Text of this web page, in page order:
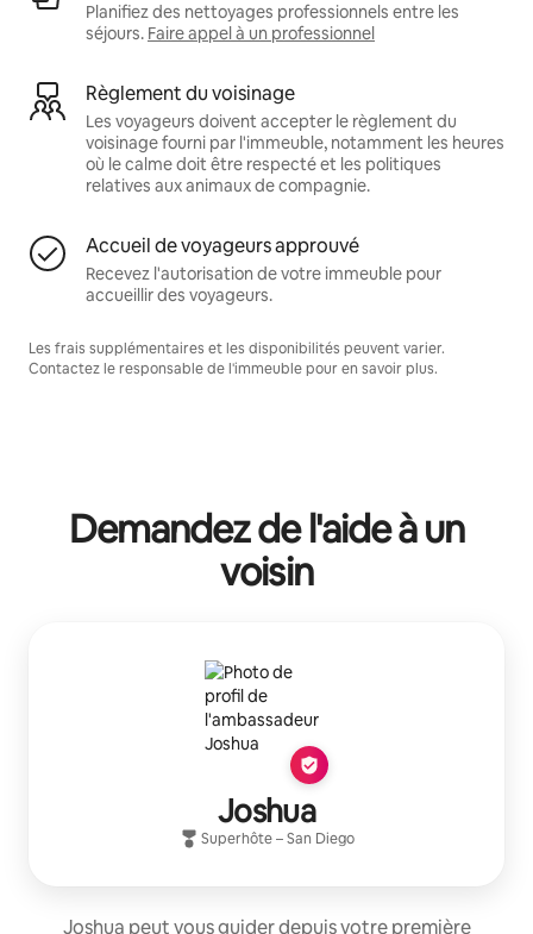
Planifiez des nettoyages professionnels entre les
séjours. Faire appel à un professionnel
Règlement du voisinage
Les voyageurs doivent accepter le règlement du
voisinage fourni par l'immeuble, notamment les heures
où le calme doit être respecté et les politiques
relatives aux animaux de compagnie.
Accueil de voyageurs approuvé
Recevez l'autorisation de votre immeuble pour
accueillir des voyageurs.
Les frais supplémentaires et les disponibilités peuvent varier.
Contactez le responsable de l'immeuble pour en savoir plus.
Demandez de l'aide à un
voisin
Joshua
Superhôte–San Diego
Joshua peut vous guider depuis votre première